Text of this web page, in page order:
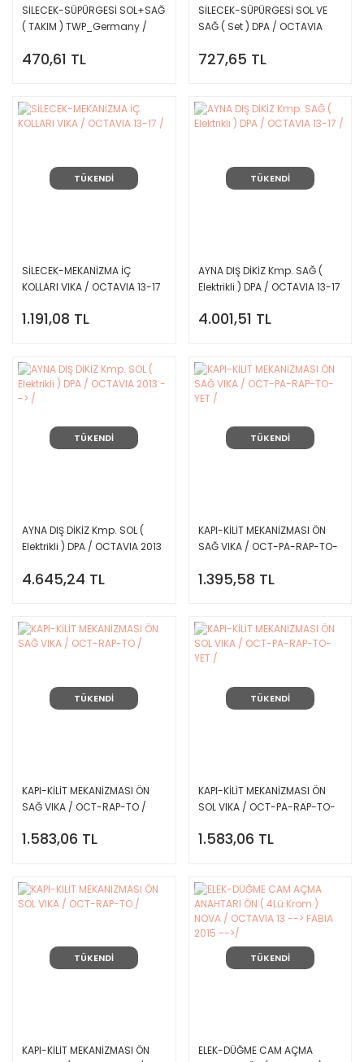
SİLECEK-SÜPÜRGESİ SOL+SAĞ
( TAKIM ) TWP_Germany /
-> /
470,61 TL
SİLECEK-SÜPÜRGESİ SOL VE
SAĞ ( Set ) DPA / OCTAVIA
727,65 TL
TÜKENDİ
SİLECEK-MEKANİZMA İÇ
KOLLARI VIKA / OCTAVIA 13-17
1.191,08 TL
TÜKENDİ
AYNA DIŞ DİKİZ Kmp. SAĞ (
Elektrikli ) DPA / OCTAVIA 13-17
4.001,51 TL
TÜKENDİ
AYNA DIŞ DİKİZ Kmp. SOL (
Elektrikli ) DPA / OCTAVIA 2013
4.645,24 TL
TÜKENDİ
KAPI-KİLİT MEKANİZMASI ÖN
SAĞ VIKA / OCT-PA-RAP-TO-
1.395,58 TL
TÜKENDİ
KAPI-KİLİT MEKANİZMASI ÖN
SAĞ VIKA / OCT-RAP-TO /
1.583,06 TL
TÜKENDİ
KAPI-KİLİT MEKANİZMASI ÖN
SOL VIKA / OCT-PA-RAP-TO-
1.583,06 TL
TÜKENDİ
KAPI-KİLİT MEKANİZMASI ÖN
TÜKENDİ
ELEK-DÜĞME CAM AÇMA